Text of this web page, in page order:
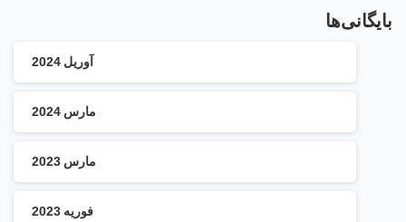
بایگانی‌ها
آوریل 2024
مارس 2024
مارس 2023
فوریه 2023